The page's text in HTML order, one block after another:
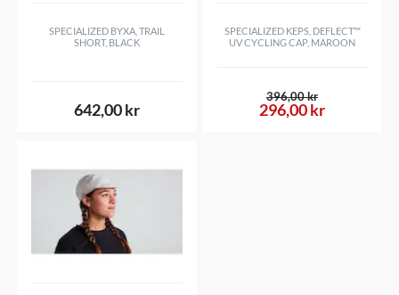
SPECIALIZED BYXA, TRAIL
SHORT, BLACK
642,00 kr
SPECIALIZED KEPS, DEFLECT™
UV CYCLING CAP, MAROON
296,00 kr
396,00 kr